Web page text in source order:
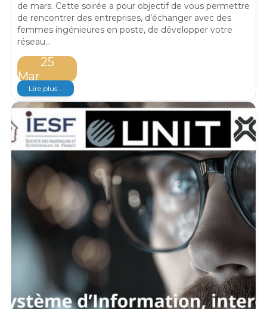
de mars. Cette soirée a pour objectif de vous permettre
de rencontrer des entreprises, d’échanger avec des
femmes ingénieures en poste, de développer votre
réseau…
25
Mar
Lire plus...